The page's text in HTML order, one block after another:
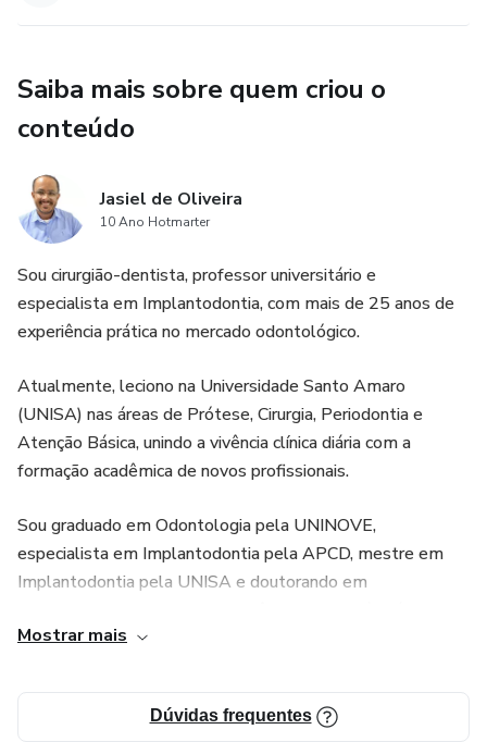
Saiba mais sobre quem criou o
conteúdo
Jasiel de Oliveira
10 Ano Hotmarter
Sou cirurgião-dentista, professor universitário e
especialista em Implantodontia, com mais de 25 anos de
experiência prática no mercado odontológico.
Atualmente, leciono na Universidade Santo Amaro
(UNISA) nas áreas de Prótese, Cirurgia, Periodontia e
Atenção Básica, unindo a vivência clínica diária com a
formação acadêmica de novos profissionais.
Sou graduado em Odontologia pela UNINOVE,
especialista em Implantodontia pela APCD, mestre em
Implantodontia pela UNISA e doutorando em
clínica. Também sou membro da Sociedade Brasileira de
atualização constante e embasamento científico sólido.
Mostrar mais
Dúvidas frequentes